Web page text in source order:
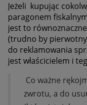
Jeżeli kupując
paragonem
jest to
(trudno by pierwotny
do reklamowania
jest właścicielem i
Co ważne
zwrotu, a do